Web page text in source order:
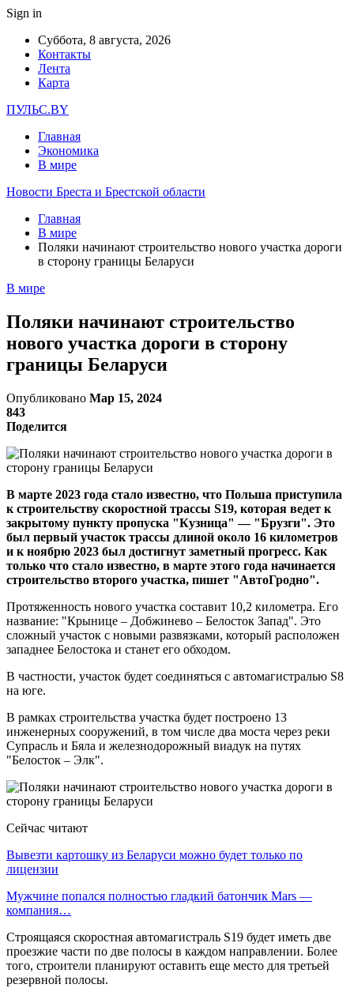
Sign in
Суббота, 8 августа, 2026
Контакты
Лента
Карта
ПУЛЬС.BY
Главная
Экономика
В мире
Новости Бреста и Брестской области
Главная
В мире
Поляки начинают строительство нового участка дороги
в сторону границы Беларуси
В мире
Поляки начинают строительство
нового участка дороги в сторону
границы Беларуси
Опубликовано Мар 15, 2024
843
Поделится
В марте 2023 года стало известно, что Польша приступила
к строительству скоростной трассы S19, которая ведет к
закрытому пункту пропуска "Кузница" — "Брузги". Это
был первый участок трассы длиной около 16 километров
и к ноябрю 2023 был достигнут заметный прогресс. Как
только что стало известно, в марте этого года начинается
строительство второго участка, пишет "АвтоГродно".
Протяженность нового участка составит 10,2 километра. Его
название: "Крынице – Добжинево – Белосток Запад". Это
сложный участок с новыми развязками, который расположен
западнее Белостока и станет его обходом.
В частности, участок будет соединяться с автомагистралью S8
на юге.
В рамках строительства участка будет построено 13
инженерных сооружений, в том числе два моста через реки
Супрасль и Бяла и железнодорожный виадук на путях
"Белосток – Элк".
Сейчас читают
Вывезти картошку из Беларуси можно будет только по
лицензии
Мужчине попался полностью гладкий батончик Mars —
компания…
Строящаяся скоростная автомагистраль S19 будет иметь две
проезжие части по две полосы в каждом направлении. Более
того, строители планируют оставить еще место для третьей
резервной полосы.